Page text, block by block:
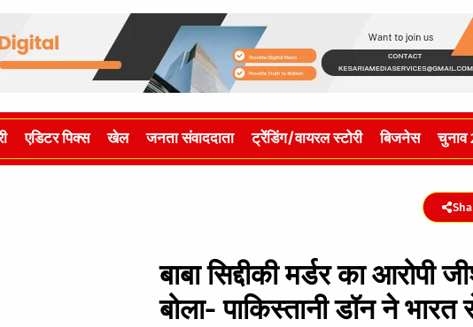
एडिटर पिक्स खेल जनता संवाददाता ट्रेंडिंग/वायरल स्टोरी बिजनेस चुनाव
बाबा सिद्दीकी मर्डर का आरोपी
बोला- पाकिस्तानी डॉन ने भारत